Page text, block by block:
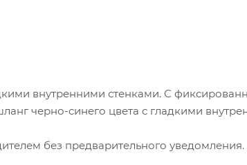
внутренними стенками. С
черно-синего цвета с гладкими
без предварительного уведомления.